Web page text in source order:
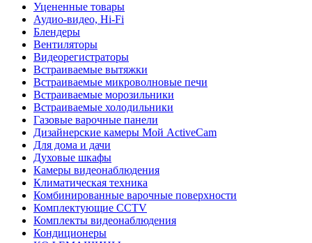
Уцененные товары
Аудио-видео, Hi-Fi
Блендеры
Вентиляторы
Видеорегистраторы
Встраиваемые вытяжки
Встраиваемые микроволновые печи
Встраиваемые морозильники
Встраиваемые холодильники
Газовые варочные панели
Дизайнерские камеры Мой ActiveCam
Для дома и дачи
Духовые шкафы
Камеры видеонаблюдения
Климатическая техника
Комбинированные варочные поверхности
Комплектующие CCTV
Комплекты видеонаблюдения
Кондиционеры